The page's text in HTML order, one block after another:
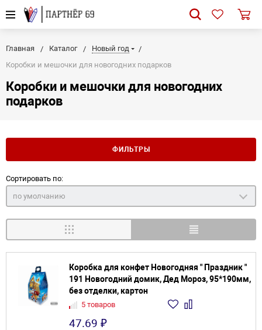
Главная Каталог
Новый год
Коробки и мешочки для новогодних подарков
Коробки и мешочки для новогодних
подарков
ФИЛЬТРЫ
Сортировать по:
по умолчанию
Коробка для конфет Новогодняя " Праздник "
191 Новогодний домик, Дед Мороз, 95*190мм,
без отделки, картон
5 товаров
47.69 ₽